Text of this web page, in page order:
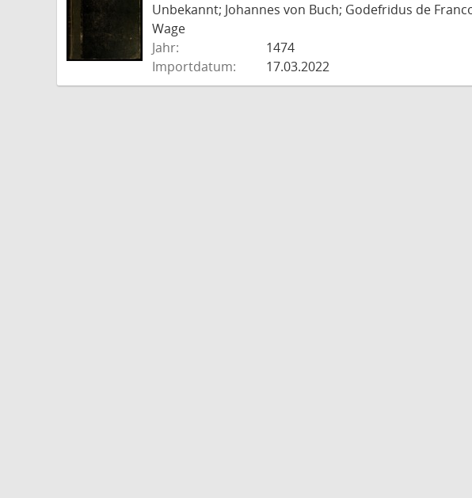
Unbekannt; Johannes von Buch; Godefridus de
Wage
Jahr:
1474
Importdatum:
17.03.2022